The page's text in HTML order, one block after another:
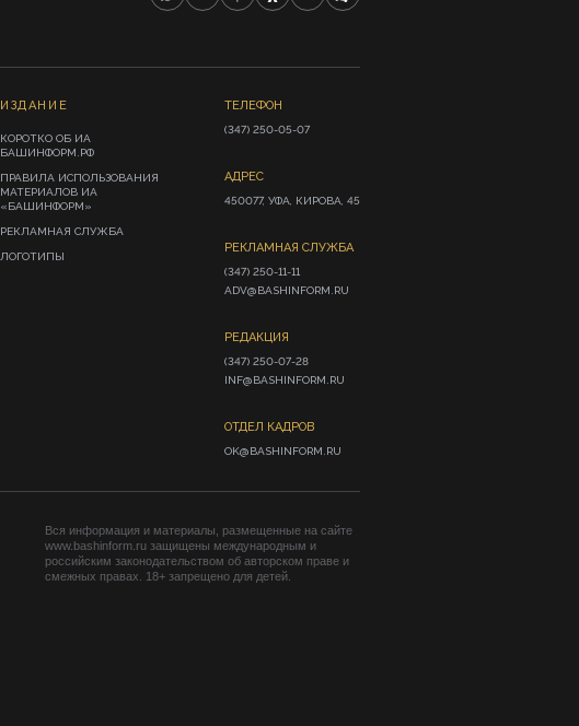
ИЗДАНИЕ
КОРОТКО ОБ ИА
БАШИНФОРМ.РФ
ПРАВИЛА ИСПОЛЬЗОВАНИЯ
МАТЕРИАЛОВ ИА
«БАШИНФОРМ»
РЕКЛАМНАЯ СЛУЖБА
ЛОГОТИПЫ
ТЕЛЕФОН
(347) 250-05-07
АДРЕС
450077, УФА, КИРОВА, 45
РЕКЛАМНАЯ СЛУЖБА
(347) 250-11-11
ADV@BASHINFORM.RU
РЕДАКЦИЯ
(347) 250-07-28
INF@BASHINFORM.RU
ОТДЕЛ КАДРОВ
OK@BASHINFORM.RU
Вся информация и материалы, размещенные на сайте
www.bashinform.ru защищены международным и
российским законодательством об авторском праве и
смежных правах. 18+ запрещено для детей.